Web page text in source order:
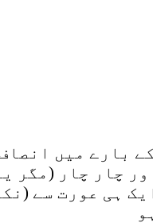
بارے میں
چار چار
ہی عورت سے